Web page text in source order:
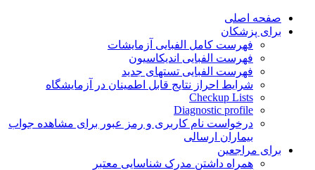
Skip
صفحه اصلی
برای پزشکان
فهرست کامل الفبایی آزمایشات
فهرست الفبایی اندیکاسیون
فهرست الفبایی تستهای جدید
شرایط احراز نتایج قابل اطمینان در آزمایشگاه
Checkup Lists
Diagnostic profile
درخواست نام کاربری و رمز عبور برای مشاهده جواب
بیماران ارسالی
برای مراجعین
همراه داشتن مدرک شناسایی معتبر